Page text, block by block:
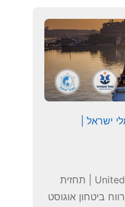
לנמלי ישראל |
&nbsp; &nbsp; &nbsp; מדד העיכובים של UnitedXP | תחזית
מרווח ביטחון אוגוסט